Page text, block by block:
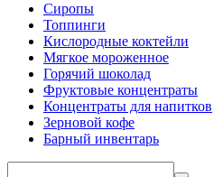
Сиропы
Топпинги
Кислородные коктейли
Мягкое мороженное
Горячий шоколад
Фруктовые концентраты
Концентраты для напитков
Зерновой кофе
Барный инвентарь